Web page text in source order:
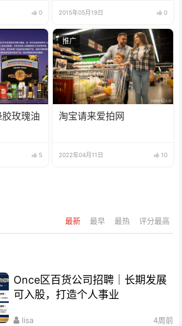
0 2015年05月19日 0
玫瑰油
5
推广
淘宝请来爱拍网
2022年04月11日 10
最新 最早 最热 评分最高
Once区百货公司招聘｜长期发展
可入股，打造个人事业
lisa 4周前